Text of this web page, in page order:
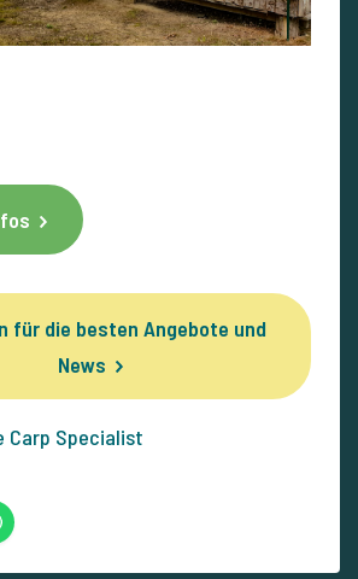
für die besten Angebote und
News
Carp Specialist